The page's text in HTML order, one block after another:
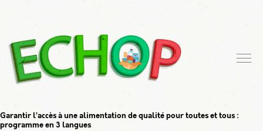
Garantir l’accès à une alimentation de qualité pour toutes et tous :
programme en 3 langues